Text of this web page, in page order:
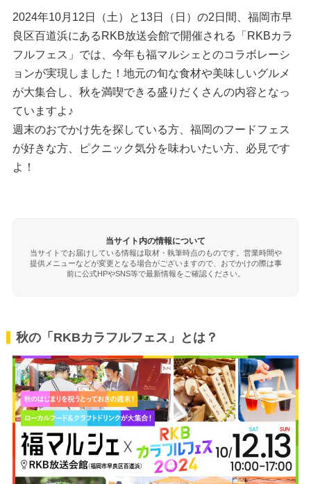
2024年10月12日（土）と13日（日）の2日間、福岡市早
良区百道浜にあるRKB放送会館で開催される「RKBカラ
フルフェス」では、今年も福マルシェとのコラボレーシ
ョンが実現しました！地元の旬な食材や美味しいグルメ
が大集合し、秋を満喫できる盛りだくさんの内容となっ
ていますよ♪
週末のおでかけ先を探している方、福岡のフードフェス
が好きな方、ピクニック気分を味わいたい方、必見です
よ！
当サイト内の情報について
当サイトでお届けしている情報は取材・執筆時点のものです。営業時間や
提供メニューなどが変更となる場合がございますので、おでかけの際は事
前に公式HPやSNS等で最新情報をご確認ください。
秋の「RKBカラフルフェス」とは？